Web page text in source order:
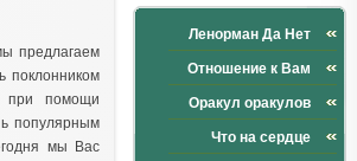
предлагаем
поклонником
при помощи
популярным
мы Вас
Ленорман Да Нет
Отношение к Вам
Оракул оракулов
Что на сердце